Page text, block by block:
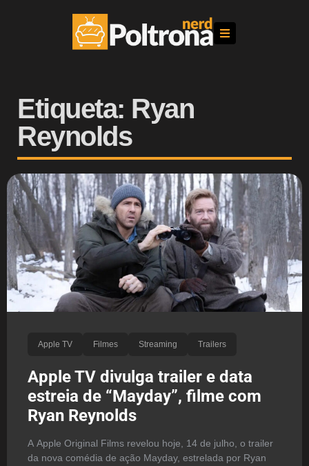
Etiqueta: Ryan
Reynolds
Apple TV Filmes Streaming Trailers
Apple TV divulga trailer e data
estreia de “Mayday”, filme com
Ryan Reynolds
A Apple Original Films revelou hoje, 14 de julho, o trailer
da nova comédia de ação Mayday, estrelada por Ryan